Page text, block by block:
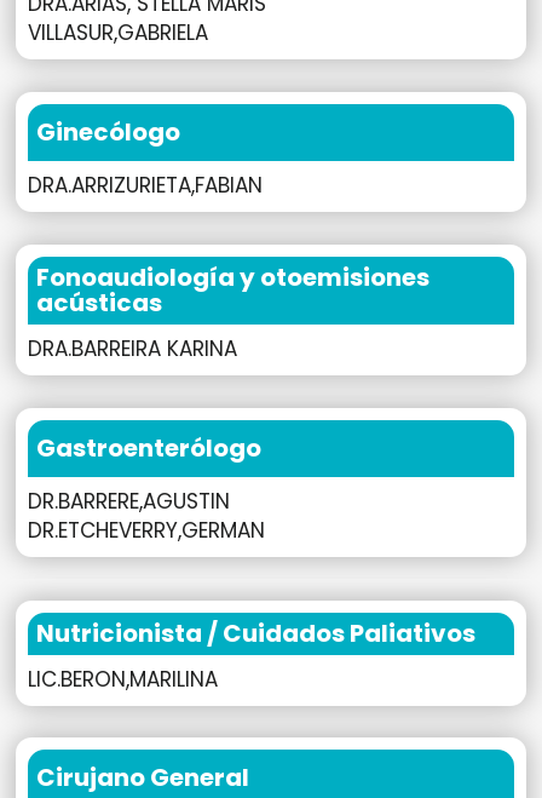
VILLASUR,GABRIELA
Ginecólogo
DRA.ARRIZURIETA,FABIAN
Fonoaudiología y otoemisiones
acústicas
DRA.BARREIRA KARINA
Gastroenterólogo
DR.BARRERE,AGUSTIN
DR.ETCHEVERRY,GERMAN
Nutricionista / Cuidados Paliativos
LIC.BERON,MARILINA
Cirujano General